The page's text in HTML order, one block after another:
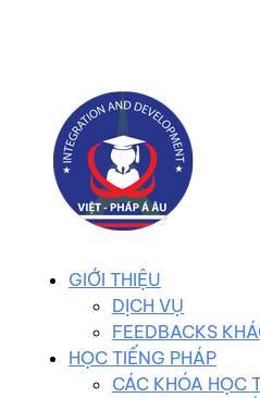
GIỚI THIỆU
DỊCH VỤ
FEEDBACKS
HỌC TIẾNG PHÁP
CÁC KHÓA HỌC